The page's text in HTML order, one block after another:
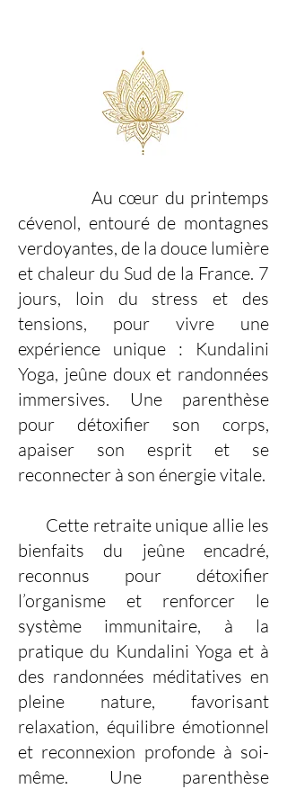
Au cœur du printemps
cévenol, entouré de montagnes
verdoyantes, de la douce lumière
et chaleur du Sud de la France. 7
jours, loin du stress et des
tensions, pour vivre une
expérience unique : Kundalini
Yoga, jeûne doux et randonnées
immersives. Une parenthèse
pour détoxifier son corps,
apaiser son esprit et se
reconnecter à son énergie vitale.
Cette retraite unique allie les
bienfaits du jeûne encadré,
reconnus pour détoxifier
l’organisme et renforcer le
système immunitaire, à la
pratique du Kundalini Yoga et à
des randonnées méditatives en
pleine nature, favorisant
relaxation, équilibre émotionnel
et reconnexion profonde à soi-
même. Une parenthèse